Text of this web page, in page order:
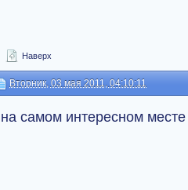
Наверх
Вторник, 03 мая 2011, 04:10:11
на самом интересном